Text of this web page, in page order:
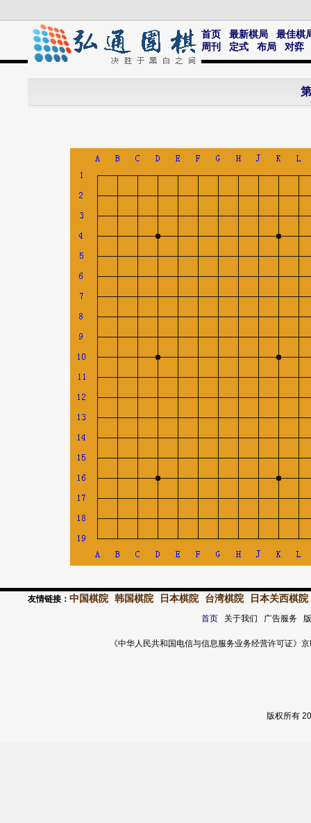
首页 最新棋局
最佳棋
周刊
定式 布局 对弈
友情链接： 中国棋院 韩国棋院 日本棋院 台湾棋院 日本关西棋院
首页关于我们 广告服务
《中华人民共和国电信与信息服务业务经营许可证
版权所有